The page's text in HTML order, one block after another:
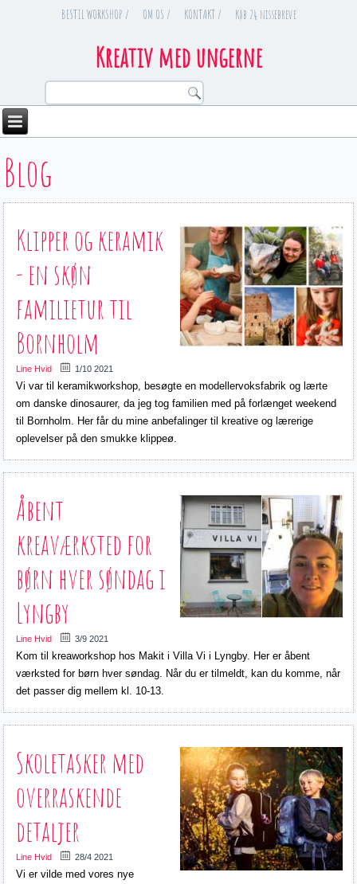
BESTIL WORKSHOP / OM OS / KONTAKT / Køb 24 nissebreve
Kreativ med ungerne
You are here
Blog
Klipper og keramik
- en skøn
familietur til
Bornholm
Line Hvid 1/10 2021
Vi var til keramikworkshop, besøgte en modellervoksfabrik og lærte
om danske dinosaurer, da jeg tog familien med på forlænget weekend
til Bornholm. Her får du mine anbefalinger til kreative og lærerige
oplevelser på den smukke klippeø.
Åbent
kreaværksted for
børn hver søndag i
Lyngby
Line Hvid 3/9 2021
Kom til kreaworkshop hos Makit i Villa Vi i Lyngby. Her er åbent
værksted for børn hver søndag. Når du er tilmeldt, kan du komme, når
det passer dig mellem kl. 10-13.
Skoletasker med
overraskende
detaljer
Line Hvid 28/4 2021
Vi er vilde med vores nye